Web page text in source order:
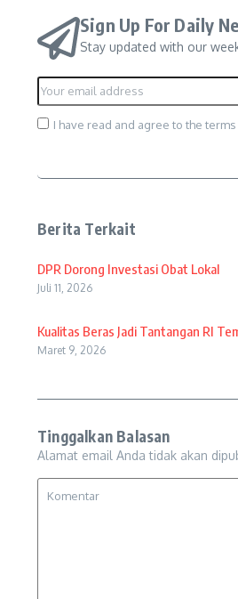
Sign Up For Daily
Stay updated with our
I have read and agree to the
Berita Terkait
DPR Dorong Investasi Obat Lokal
Juli 11, 2026
Kualitas Beras Jadi Tantangan RI
Maret 9, 2026
Tinggalkan Balasan
Alamat email Anda tidak akan